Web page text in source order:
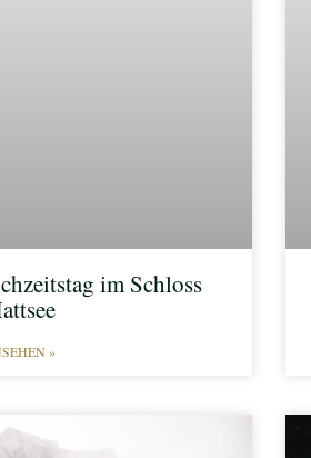
im Schloss
»